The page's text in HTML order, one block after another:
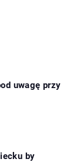
uwagę przy
by